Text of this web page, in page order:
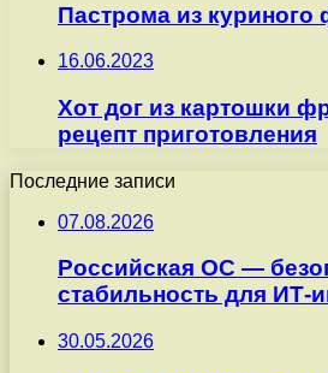
Пастрома из куриного
16.06.2023
Хот дог из картошки
рецепт приготовления
Последние записи
07.08.2026
Российская ОС —
стабильность для ИТ-
30.05.2026